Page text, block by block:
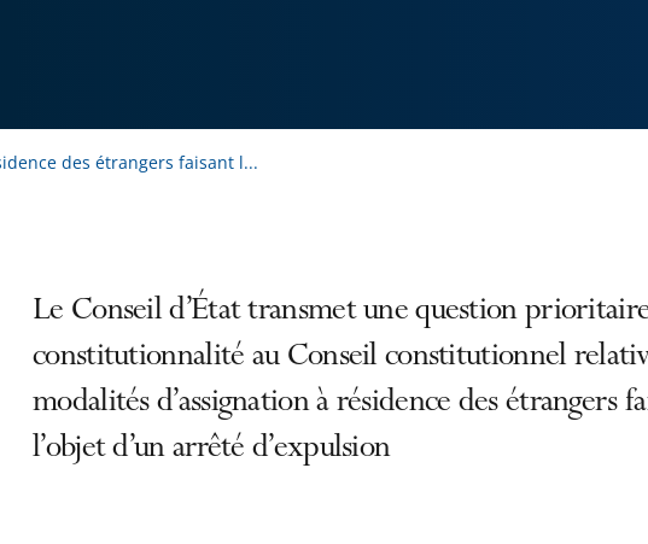
des étrangers faisant l...
Le Conseil d’État transmet une question
constitutionnalité au Conseil constitutionnel
modalités d’assignation à résidence des étrangers
l’objet d’un arrêté d’expulsion